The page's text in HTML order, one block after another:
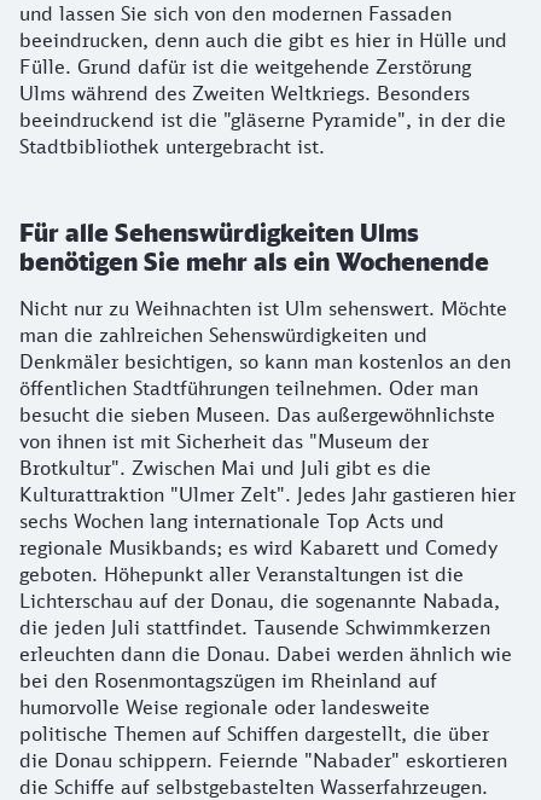
und lassen Sie sich von den modernen Fassaden
beeindrucken, denn auch die gibt es hier in Hülle und
Fülle. Grund dafür ist die weitgehende Zerstörung
Ulms während des Zweiten Weltkriegs. Besonders
beeindruckend ist die "gläserne Pyramide", in der die
Stadtbibliothek untergebracht ist.
Für alle Sehenswürdigkeiten Ulms
benötigen Sie mehr als ein Wochenende
Nicht nur zu Weihnachten ist Ulm sehenswert. Möchte
man die zahlreichen Sehenswürdigkeiten und
Denkmäler besichtigen, so kann man kostenlos an den
öffentlichen Stadtführungen teilnehmen. Oder man
besucht die sieben Museen. Das außergewöhnlichste
von ihnen ist mit Sicherheit das "Museum der
Brotkultur". Zwischen Mai und Juli gibt es die
Kulturattraktion "Ulmer Zelt". Jedes Jahr gastieren hier
sechs Wochen lang internationale Top Acts und
regionale Musikbands; es wird Kabarett und Comedy
geboten. Höhepunkt aller Veranstaltungen ist die
Lichterschau auf der Donau, die sogenannte Nabada,
die jeden Juli stattfindet. Tausende Schwimmkerzen
erleuchten dann die Donau. Dabei werden ähnlich wie
bei den Rosenmontagszügen im Rheinland auf
humorvolle Weise regionale oder landesweite
politische Themen auf Schiffen dargestellt, die über
die Donau schippern. Feiernde "Nabader" eskortieren
die Schiffe auf selbstgebastelten Wasserfahrzeugen.